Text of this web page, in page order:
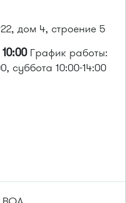
дом 4, строение 5
График работы:
суббота 10:00-14:00
: